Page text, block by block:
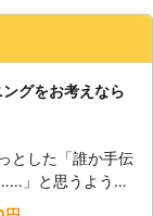
す。最後に全体的
する場所なので、
清潔な状態を保ち
社は、石川県を
しております。
常生活で起こるお
親切で、ついつ
願いしちゃいま
グをお考えなら
とした「誰か手伝
」と思うような
「子供が